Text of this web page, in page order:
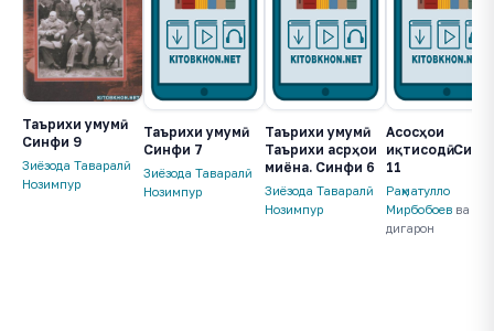
Таърихи умумӣ.
Синфи 9
Зиёзода Таваралӣ
Нозимпур
Таърихи умумӣ.
Синфи 7
Зиёзода Таваралӣ
Нозимпур
Таърихи умумӣ.
Таърихи асрҳои
миёна. Синфи 6
Зиёзода Таваралӣ
Нозимпур
Асосҳои
иқтисодӣ.
11
Раҳматулло
Мирбобоев ва
дигарон